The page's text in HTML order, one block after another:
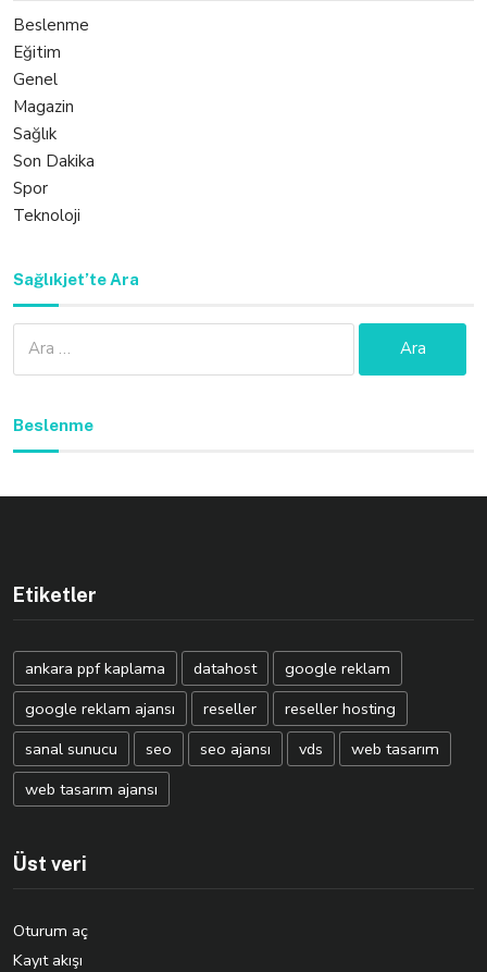
Beslenme
Eğitim
Genel
Magazin
Sağlık
Son Dakika
Spor
Teknoloji
Sağlıkjet’te Ara
Arama:
Beslenme
Etiketler
ankara ppf kaplama datahost
google reklam
google reklam ajansı
reseller
reseller hosting
sanal sunucu
seo seo ajansı vds
web tasarım
web tasarım ajansı
Üst veri
Oturum aç
Kayıt akışı